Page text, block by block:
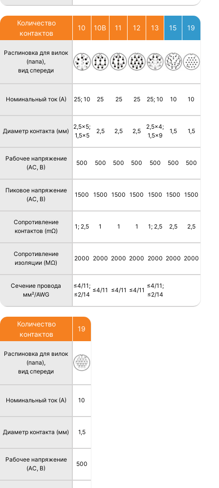
Количество
контактов
Распиновка для вилок
(папа),
вид спереди
Номинальный ток (А)
Диаметр контакта (мм)
Рабочее напряжение
(AC, В)
Пиковое напряжение
(AC, В)
Сопротивление
контактов (mΩ)
Сопротивление
изоляции (MΩ)
Сечение провода
мм²/AWG
10
25; 10
2,5x5;
1,5x5
500
1500
1; 2,5
2000
≤4/11;
≤2/14
10B
25
2,5
500
1500
1
2000
≤4/11
11
25
2,5
500
1500
1
2000
≤4/11
12
25
2,5
500
1500
1
2000
≤4/11
13
25; 10
2,5x4;
1,5x9
500
1500
1; 2,5
2000
≤4/11;
≤2/14
15
10
1,5
500
1500
2,5
2000
19
10
1,5
500
1500
2,5
2000
Количество
контактов
Распиновка для вилок
(папа),
вид спереди
Номинальный ток (А)
Диаметр контакта (мм)
Рабочее напряжение
(AC, В)
19
10
1,5
500